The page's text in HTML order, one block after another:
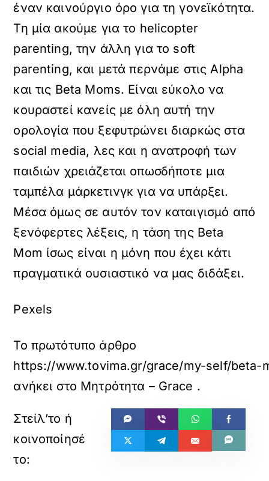
έναν καινούργιο όρο για τη γονεϊκότητα.
Τη μία ακούμε για το helicopter
parenting, την άλλη για το soft
parenting, και μετά περνάμε στις Alpha
και τις Beta Moms. Είναι εύκολο να
κουραστεί κανείς με όλη αυτή την
ορολογία που ξεφυτρώνει διαρκώς στα
social media, λες και η ανατροφή των
παιδιών χρειάζεται οπωσδήποτε μια
ταμπέλα μάρκετινγκ για να υπάρξει.
Μέσα όμως σε αυτόν τον καταιγισμό από
ξενόφερτες λέξεις, η τάση της Beta
Mom ίσως είναι η μόνη που έχει κάτι
πραγματικά ουσιαστικό να μας διδάξει.
Pexels
Το πρωτότυπο άρθρο
https://www.tovima.gr/grace/my-self/
ανήκει στο Μητρότητα – Grace .